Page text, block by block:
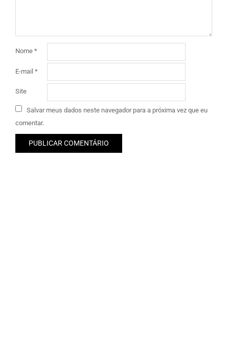
Nome *
E-mail *
Site
Salvar meus dados neste navegador para a próxima vez que eu
comentar.